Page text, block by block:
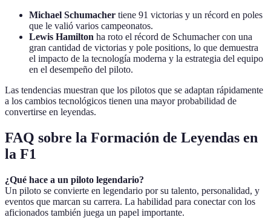
Michael Schumacher tiene 91 victorias y un récord en poles
que le valió varios campeonatos.
Lewis Hamilton ha roto el récord de Schumacher con una
gran cantidad de victorias y pole positions, lo que demuestra
el impacto de la tecnología moderna y la estrategia del equipo
en el desempeño del piloto.
Las tendencias muestran que los pilotos que se adaptan rápidamente
a los cambios tecnológicos tienen una mayor probabilidad de
convertirse en leyendas.
FAQ sobre la Formación de Leyendas en
la F1
¿Qué hace a un piloto legendario?
Un piloto se convierte en legendario por su talento, personalidad, y
eventos que marcan su carrera. La habilidad para conectar con los
aficionados también juega un papel importante.